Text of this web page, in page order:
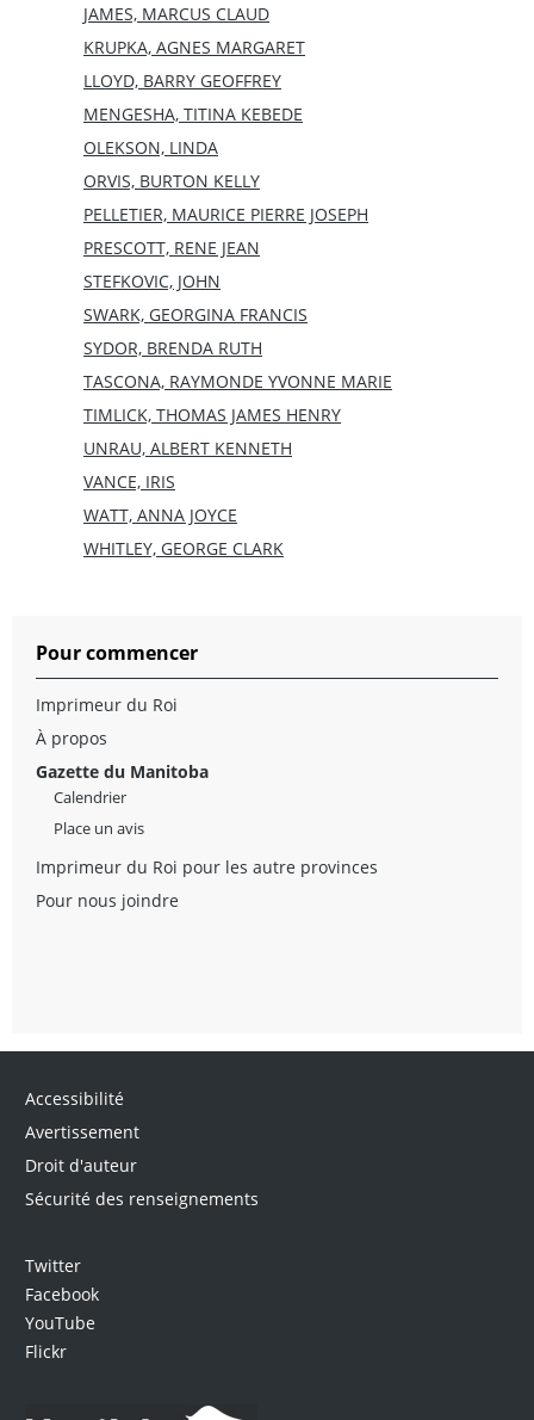
JAMES, MARCUS CLAUD
KRUPKA, AGNES MARGARET
LLOYD, BARRY GEOFFREY
MENGESHA, TITINA KEBEDE
OLEKSON, LINDA
ORVIS, BURTON KELLY
PELLETIER, MAURICE PIERRE JOSEPH
PRESCOTT, RENE JEAN
STEFKOVIC, JOHN
SWARK, GEORGINA FRANCIS
SYDOR, BRENDA RUTH
TASCONA, RAYMONDE YVONNE MARIE
TIMLICK, THOMAS JAMES HENRY
UNRAU, ALBERT KENNETH
VANCE, IRIS
WATT, ANNA JOYCE
WHITLEY, GEORGE CLARK
Pour commencer
Imprimeur du Roi
À propos
Gazette du Manitoba
Calendrier
Place un avis
Imprimeur du Roi pour les autre provinces
Pour nous joindre
Accessibilité
Avertissement
Droit d'auteur
Sécurité des renseignements
Twitter
Facebook
YouTube
Flickr